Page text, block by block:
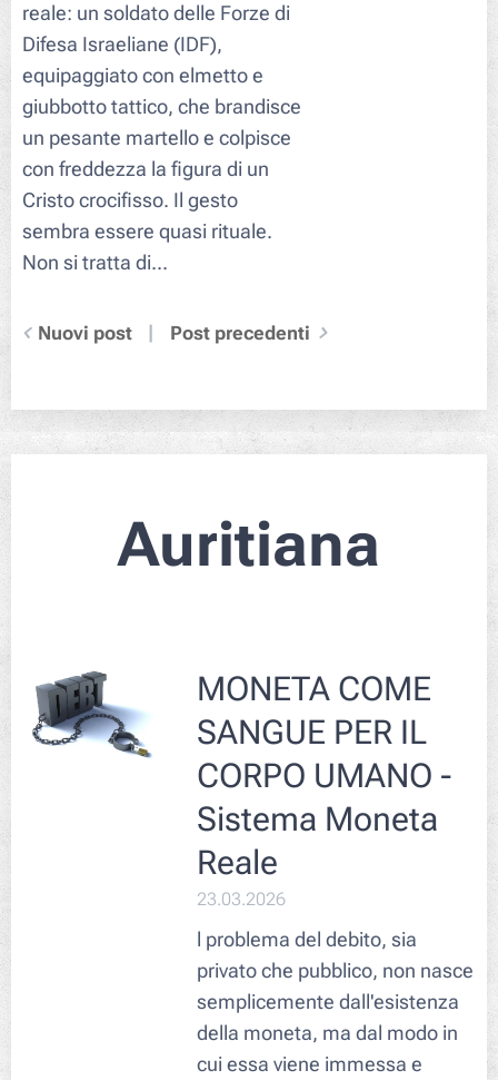
reale: un soldato delle Forze di
Difesa Israeliane (IDF),
equipaggiato con elmetto e
giubbotto tattico, che brandisce
un pesante martello e colpisce
con freddezza la figura di un
Cristo crocifisso. Il gesto
sembra essere quasi rituale.
Non si tratta di...
Nuovi post Post precedenti
Auritiana
MONETA COME
SANGUE PER IL
CORPO UMANO -
Sistema Moneta
Reale
23.03.2026
l problema del debito, sia
privato che pubblico, non nasce
semplicemente dall'esistenza
della moneta, ma dal modo in
cui essa viene immessa e